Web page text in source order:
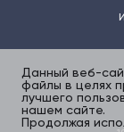
Данный веб-
файлы в целях
лучшего
нашем сайте.
Продолжая